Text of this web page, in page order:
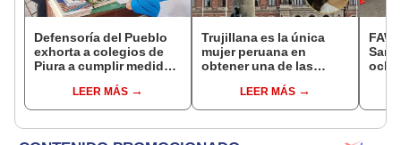
Defensoría del Pueblo
exhorta a colegios de
Piura a cumplir medidas
estudiantes
LEER MÁS
Trujillana es la única
mujer peruana en
obtener una de las
del mundo en 2026
LEER MÁS
San
el